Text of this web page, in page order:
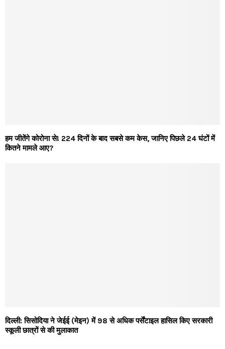
हम जीतेंगे कोरोना से! 224 दिनों के बाद सबसे कम केस, जानिए पिछले 24 घंटों में
कितने मामले आए?
दिल्ली: सिसोदिया ने जेईई (मेइन) में 98 से अधिक पर्सेंटाइल हासिल किए सरकारी
स्कूली छात्रों से की मुलाकात